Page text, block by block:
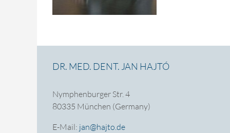
DR. MED. DENT. JAN HAJTÓ
Nymphenburger Str. 4
80335 München (Germany)
E-Mail: jan@hajto.de